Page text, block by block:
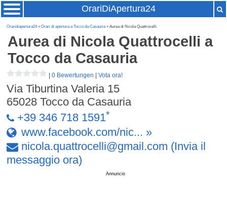
OrariDiApertura24
Oraridiapertura24»Orari di apertura a Tocco da Casauria» Aurea di Nicola Quattrocelli
Aurea di Nicola Quattrocelli a
Tocco da Casauria
|0 Bewertungen |Vota ora!
Via Tiburtina Valeria 15
65028 Tocco da Casauria
+39 346 718 1591*
www.facebook.com/nic... »
nicola.quattrocelli@gmail .com (Invia il
messaggio ora)
Annuncio